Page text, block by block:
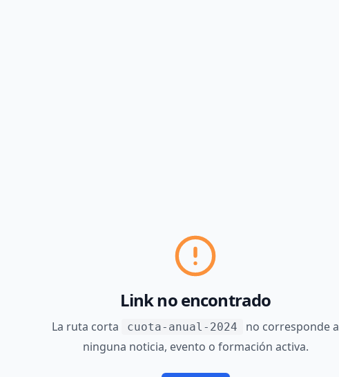
Link no encontrado
La ruta corta cuota-anual-2024
no corresponde a
ninguna noticia, evento o formación activa.